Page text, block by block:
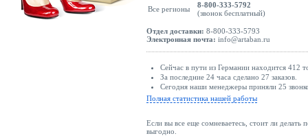
Все регионы
8-800-333-5792
(звонок бесплатный)
Отдел доставки: 8-800-333-5793
Электронная почта: info@artaban.ru
Сейчас в пути из Германии находится 412
За последние 24 часа сделано 27 заказов.
Сегодня наши менеджеры приняли 25
Полная статистика нашей работы
Если вы все еще сомневаетесь, стоит ли делать
выгодно.